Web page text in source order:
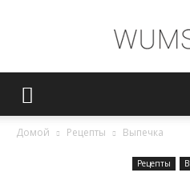
Домой Рецепты Выпечка
Рецепты